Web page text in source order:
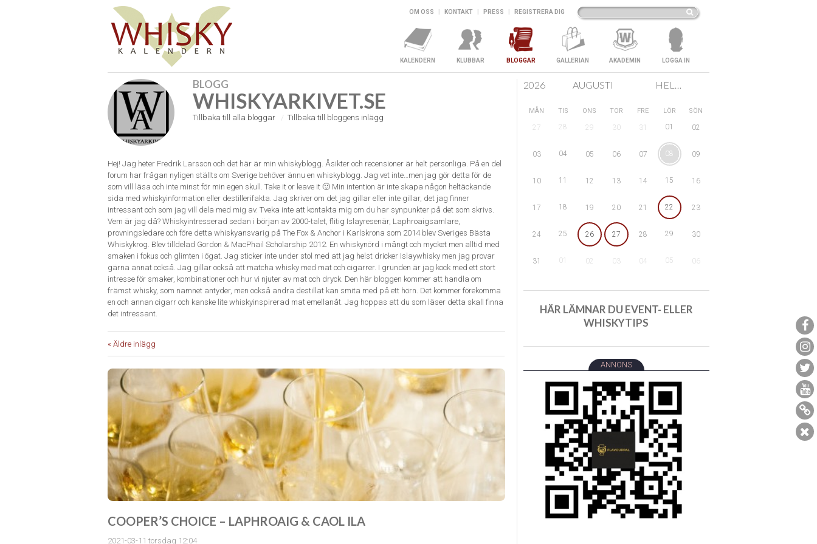
OM OSS KONTAKT PRESS REGISTRERA DIG
KALENDERN KLUBBAR BLOGGAR GALLERIAN AKADEMIN LOGGA IN
BLOGG
WHISKYARKIVET.SE
Tillbaka till alla bloggar Tillbaka till bloggens inlägg
Hej! Jag heter Fredrik Larsson och det här är min whiskyblogg. Åsikter och recensioner är helt personliga. På en del
forum har frågan nyligen ställts om Sverige behöver ännu en whiskyblogg. Jag vet inte…men jag gör detta för de
som vill läsa och inte minst för min egen skull. Take it or leave it 🙂 Min intention är inte skapa någon heltäckande
sida med whiskyinformation eller destillerifakta. Jag skriver om det jag gillar eller inte gillar, det jag finner
intressant och som jag vill dela med mig av. Tveka inte att kontakta mig om du har synpunkter på det som skrivs.
Vem är jag då? Whiskyintresserad sedan i början av 2000-talet, flitig Islayresenär, Laphroaigsamlare,
provningsledare och före detta whiskyansvarig på The Fox & Anchor i Karlskrona som 2014 blev Sveriges Bästa
Whiskykrog. Blev tilldelad Gordon & MacPhail Scholarship 2012. En whiskynörd i mångt och mycket men alltid med
smaken i fokus och glimten i ögat. Jag sticker inte under stol med att jag helst dricker Islaywhisky men jag provar
gärna annat också. Jag gillar också att matcha whisky med mat och cigarrer. I grunden är jag kock med ett stort
intresse för smaker, kombinationer och hur vi njuter av mat och dryck. Den här bloggen kommer att handla om
främst whisky, som namnet antyder, men också andra destillat kan smita med på ett hörn. Det kommer förekomma
en och annan cigarr och kanske lite whiskyinspirerad mat emellanåt. Jag hoppas att du som läser detta skall finna
det intressant.
« Äldre inlägg
COOPER’S CHOICE – LAPHROAIG & CAOL ILA
2021-03-11 torsdag 12:04
2026 AUGUSTI HELA SVERIGE
MÅN TIS ONS TOR FRE LÖR SÖN
27 28 29 30 31 01 02
03 04 05 06 07 08 09
10 11 12 13 14 15 16
17 18 19 20 21 22 23
24 25 26 27 28 29 30
31 01 02 03 04 05 06
HÄR LÄMNAR DU EVENT- ELLER
WHISKYTIPS
ANNONS